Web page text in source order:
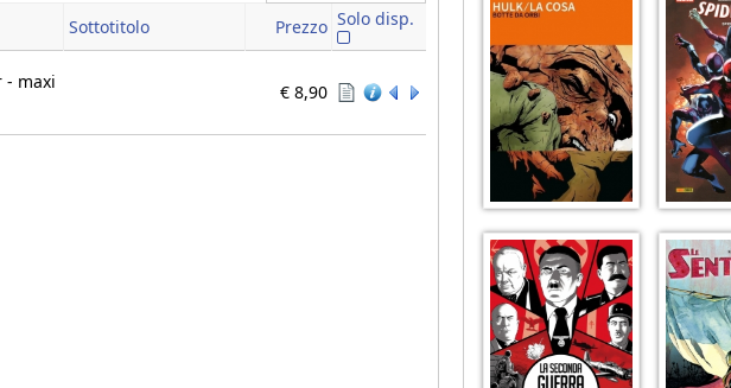
Sottotitolo Prezzo Solo disp.
- maxi € 8,90